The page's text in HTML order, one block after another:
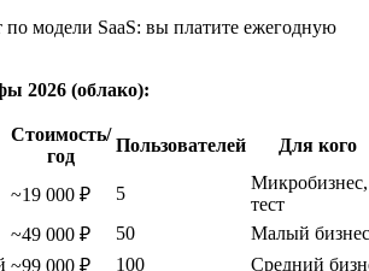
по модели SaaS: вы платите ежегодную
2026 (облако):
Стоимость/
год
Пользователей Для кого
~19 000 ₽ 5
Микробизнес,
тест
~49 000 ₽ 50
Малый бизнес
~99 000 ₽ 100 Средний